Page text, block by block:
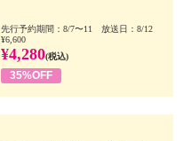
先行予約期間：8/7〜11 放送日：8/12
¥6,600
¥4,280(税込)
35%OFF